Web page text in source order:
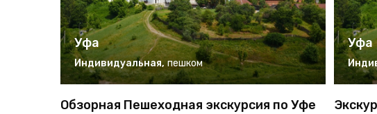
Уфа
Индивидуальная, пешком
Обзорная Пешеходная экскурсия по Уфе
Уфа